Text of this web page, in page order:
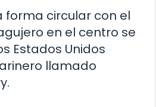
forma circular con el
en el centro se
Estados Unidos
llamado